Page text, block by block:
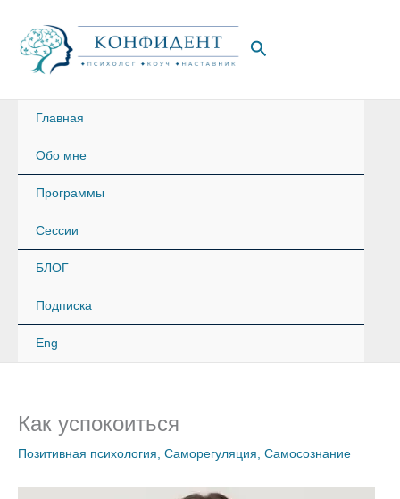
содержимому
Поиск
Главная
Обо мне
Программы
Сессии
БЛОГ
Подписка
Eng
Как успокоиться
Позитивная психология, Саморегуляция, Самосознание